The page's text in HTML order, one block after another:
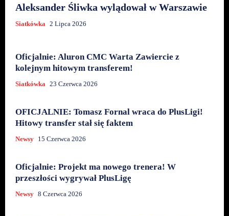
Aleksander Śliwka wylądował w Warszawie
Siatkówka 2 Lipca 2026
Oficjalnie: Aluron CMC Warta Zawiercie z
kolejnym hitowym transferem!
Siatkówka 23 Czerwca 2026
OFICJALNIE: Tomasz Fornal wraca do PlusLigi!
Hitowy transfer stał się faktem
Newsy 15 Czerwca 2026
Oficjalnie: Projekt ma nowego trenera! W
przeszłości wygrywał PlusLigę
Newsy 8 Czerwca 2026